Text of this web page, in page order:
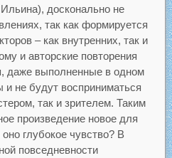
досконально не
так как формируется
– как внутренних, так и
и авторские повторения
даже выполненные в одном
и не будут восприниматься
так и зрителем. Таким
произведение новое для
глубокое чувство? В
повседневности